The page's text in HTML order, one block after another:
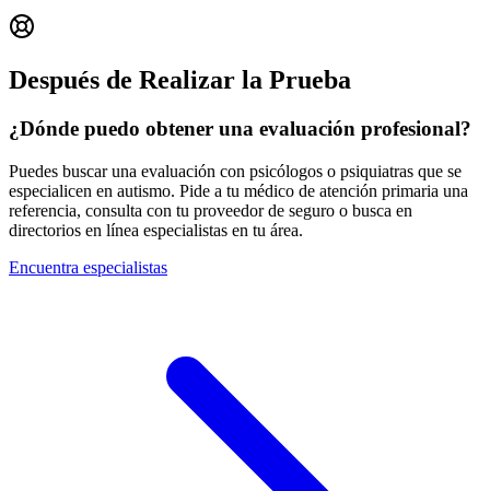
Después de Realizar la Prueba
¿Dónde puedo obtener una evaluación profesional?
Puedes buscar una evaluación con psicólogos o psiquiatras que se
especialicen en autismo. Pide a tu médico de atención primaria una
referencia, consulta con tu proveedor de seguro o busca en
directorios en línea especialistas en tu área.
Encuentra especialistas